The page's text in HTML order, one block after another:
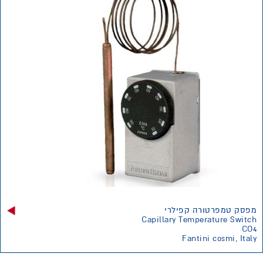
מפסק טמפרטורה קפילרי
Capillary Temperature Switch
CO4
Fantini cosmi, Italy